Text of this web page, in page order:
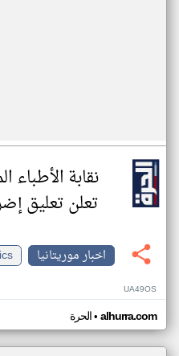
نقابة الأطباء
تعلن تعليق
اخبار موريتانيا
UA49OS
الحرة• alhurra.com